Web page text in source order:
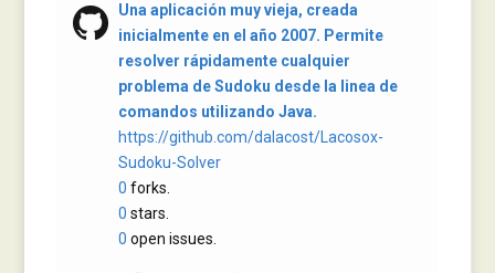
Una aplicación muy vieja, creada
inicialmente en el año 2007. Permite
resolver rápidamente cualquier
problema de Sudoku desde la linea de
comandos utilizando Java.
https://github.com/dalacost/Lacosox-
Sudoku-Solver
0 forks.
0 stars.
0 open issues.